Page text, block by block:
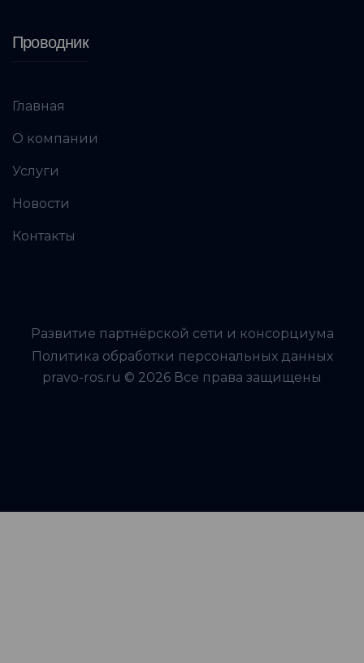
Проводник
Главная
О компании
Услуги
Новости
Контакты
Развитие партнёрской сети и консорциума
Политика обработки персональных данных
pravo-ros.ru © 2026 Все права защищены